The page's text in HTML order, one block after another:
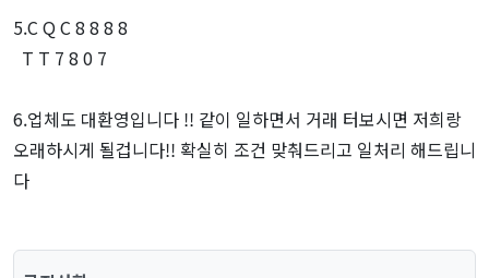
5.C Q C 8 8 8 8
T T 7 8 0 7
6.업체도 대환영입니다 !! 같이 일하면서 거래 터보시면 저희랑
오래하시게 될겁니다!! 확실히 조건 맞춰드리고 일처리 해드립니
다